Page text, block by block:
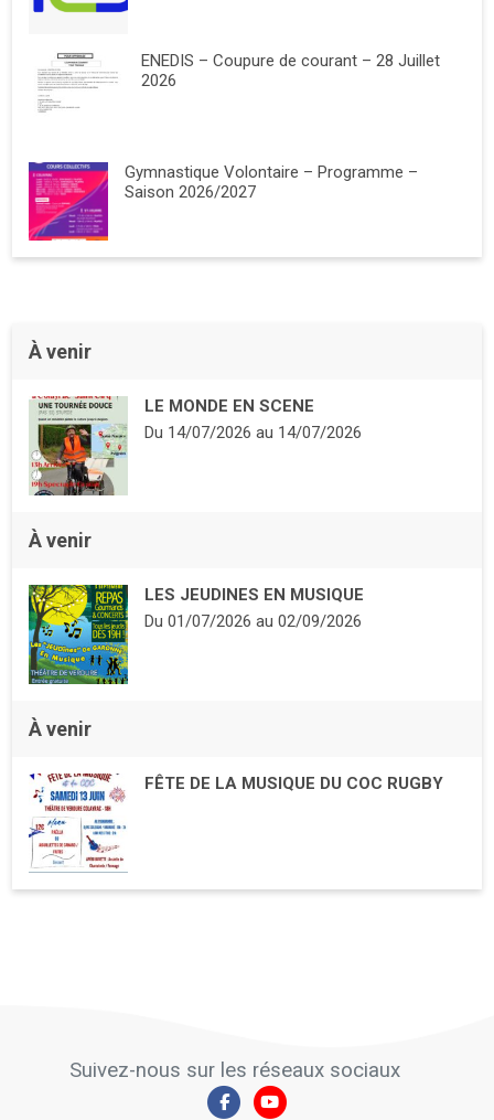
ENEDIS – Coupure de courant – 28 Juillet
2026
Gymnastique Volontaire – Programme –
Saison 2026/2027
À venir
LE MONDE EN SCENE
Du 14/07/2026au 14/07/2026
À venir
LES JEUDINES EN MUSIQUE
Du 01/07/2026au 02/09/2026
À venir
FÊTE DE LA MUSIQUE DU COC RUGBY
Suivez-nous sur les réseaux sociaux